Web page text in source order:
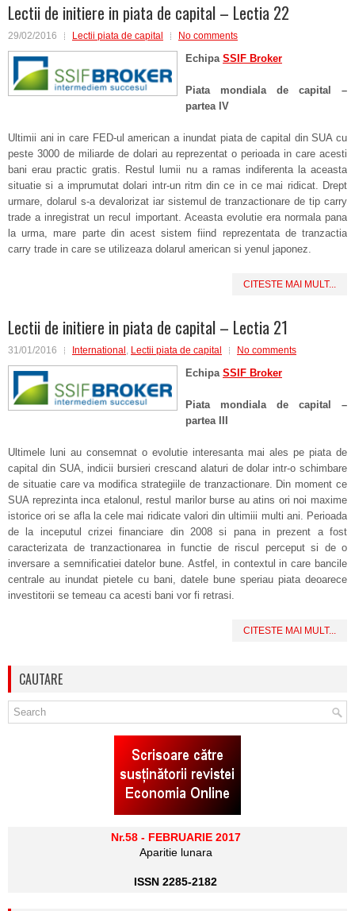
Lectii de initiere in piata de capital – Lectia 22
29/02/2016 Lectii piata de capital No comments
Echipa SSIF Broker
Piata mondiala de capital –
partea IV
Ultimii ani in care FED-ul american a inundat piata de capital din SUA cu
peste 3000 de miliarde de dolari au reprezentat o perioada in care acesti
bani erau practic gratis. Restul lumii nu a ramas indiferenta la aceasta
situatie si a imprumutat dolari intr-un ritm din ce in ce mai ridicat. Drept
urmare, dolarul s-a devalorizat iar sistemul de tranzactionare de tip carry
trade a inregistrat un recul important. Aceasta evolutie era normala pana
la urma, mare parte din acest sistem fiind reprezentata de tranzactia
carry trade in care se utilizeaza dolarul american si yenul japonez.
CITESTE MAI MULT...
Lectii de initiere in piata de capital – Lectia 21
31/01/2016 International , Lectii piata de capital No comments
Echipa SSIF Broker
Piata mondiala de capital –
partea III
Ultimele luni au consemnat o evolutie interesanta mai ales pe piata de
capital din SUA, indicii bursieri crescand alaturi de dolar intr-o schimbare
de situatie care va modifica strategiile de tranzactionare. Din moment ce
SUA reprezinta inca etalonul, restul marilor burse au atins ori noi maxime
istorice ori se afla la cele mai ridicate valori din ultimiii multi ani. Perioada
de la inceputul crizei financiare din 2008 si pana in prezent a fost
caracterizata de tranzactionarea in functie de riscul perceput si de o
inversare a semnificatiei datelor bune. Astfel, in contextul in care bancile
centrale au inundat pietele cu bani, datele bune speriau piata deoarece
investitorii se temeau ca acesti bani vor fi retrasi.
CITESTE MAI MULT...
CAUTARE
Nr.58 - FEBRUARIE 2017
Aparitie lunara
ISSN 2285-2182